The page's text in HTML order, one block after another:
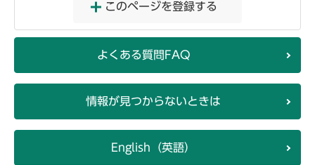
このページを登録する
よくある質問FAQ
情報が見つからないときは
English（英語）